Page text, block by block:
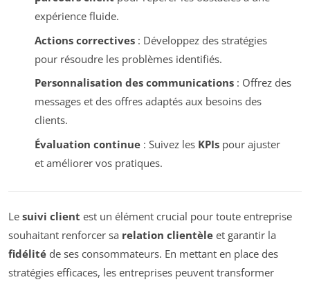
expérience fluide.
Actions correctives: Développez des stratégies
pour résoudre les problèmes identifiés.
Personnalisation des communications: Offrez des
messages et des offres adaptés aux besoins des
clients.
Évaluation continue: Suivez les KPIspour ajuster
et améliorer vos pratiques.
Le suivi client est un élément crucial pour toute entreprise
souhaitant renforcer sa relation clientèle et garantir la
fidélité de ses consommateurs. En mettant en place des
stratégies efficaces, les entreprises peuvent transformer